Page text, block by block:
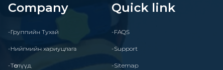
Company
-Группийн Тухай
-Нийгмийн хариуцлага
-Төслүүд
Quick link
-FAQS
-Support
-Sitemap